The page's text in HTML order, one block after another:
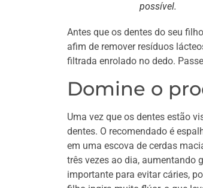
possível.
Antes que os dentes do seu
afim de remover resíduos
filtrada enrolado no dedo.
Domine o
Uma vez que os dentes estão
dentes. O recomendado é
em uma escova de cerdas
três vezes ao dia, aumentando
importante para evitar cáries,